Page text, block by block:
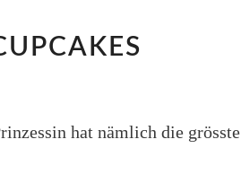
hat nämlich die grösste